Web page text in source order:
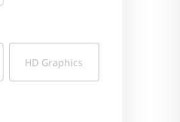
HD Graphics